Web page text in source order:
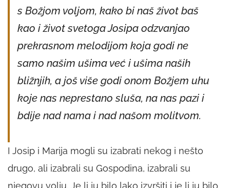
s Božjom voljom, kako bi naš život baš
kao i život svetoga Josipa odzvanjao
prekrasnom melodijom koja godi ne
samo našim ušima već i ušima naših
bližnjih, a još više godi onom Božjem uhu
koje nas neprestano sluša, na nas pazi i
bdije nad nama i nad našom molitvom.
I Josip i Marija mogli su izabrati nekog i nešto
drugo, ali izabrali su Gospodina, izabrali su
njegovu volju. Je li ju bilo lako izvršiti i je li ju bilo